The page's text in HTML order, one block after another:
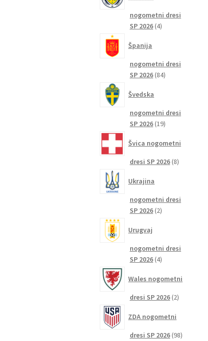
nogometni dresi
SP 2026 44
Španija
nogometni dresi
SP 2026 8484
Švedska
nogometni dresi
SP 2026 1919
Švica nogometni
dresi SP 2026 88
Ukrajina
nogometni dresi
SP 2026 22
Urugvaj
nogometni dresi
SP 2026 44
Wales nogometni
dresi SP 2026 22
ZDA nogometni
dresi SP 2026 9898